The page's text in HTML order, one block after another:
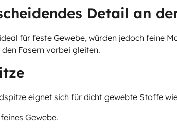
Detail an
für feste Gewebe, würden jedoch feine
Fasern vorbei gleiten.
eignet sich für dicht gewebte Stoffe
Gewebe.